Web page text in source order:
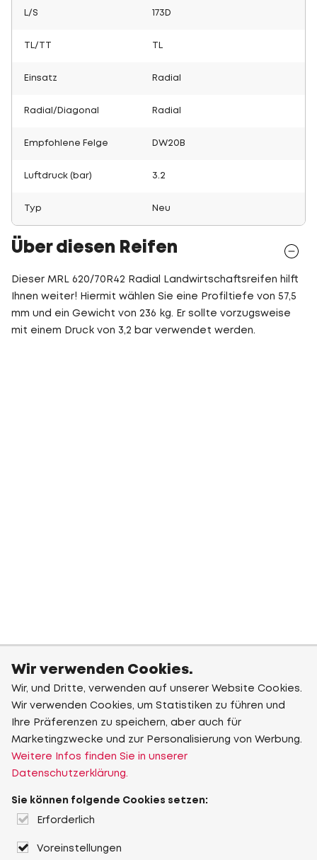
L/S 173D
TL/TT
Einsatz Radial
Radial/Diagonal Radial
Empfohlene Felge DW20B
Luftdruck (bar) 3.2
Typ Neu
Über diesen Reifen
Dieser MRL 620/70R42 Radial Landwirtschaftsreifen hilft
Ihnen weiter! Hiermit wählen Sie eine Profiltiefe von 57,5
mm und ein Gewicht von 236 kg. Er sollte vorzugsweise
mit einem Druck von 3,2 bar verwendet werden.
Wir verwenden Cookies.
Wir, und Dritte, verwenden auf unserer Website Cookies.
Wir verwenden Cookies, um Statistiken zu führen und
Ihre Präferenzen zu speichern, aber auch für
Marketingzwecke und zur Personalisierung von Werbung.
Weitere Infos finden Sie in unserer
Datenschutzerklärung.
Sie können folgende Cookies setzen:
Erforderlich
Voreinstellungen